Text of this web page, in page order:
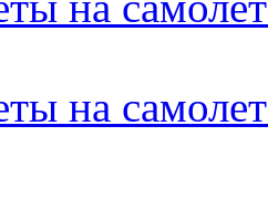
на